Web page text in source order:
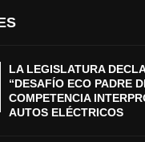
LA LEGISLATURA
“DESAFÍO ECO PADRE
COMPETENCIA
AUTOS ELÉCTRICOS